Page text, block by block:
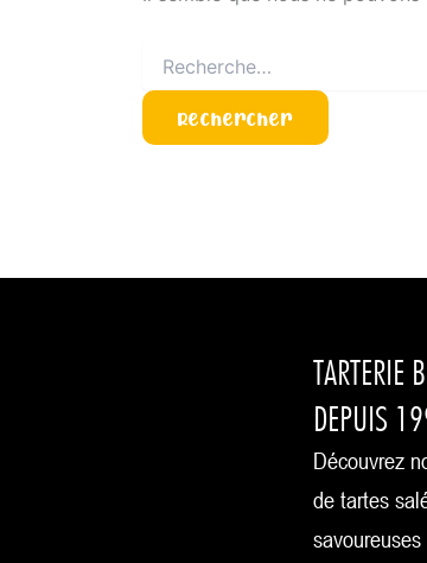
TARTERIE
DEPUIS
Découvrez
de tartes